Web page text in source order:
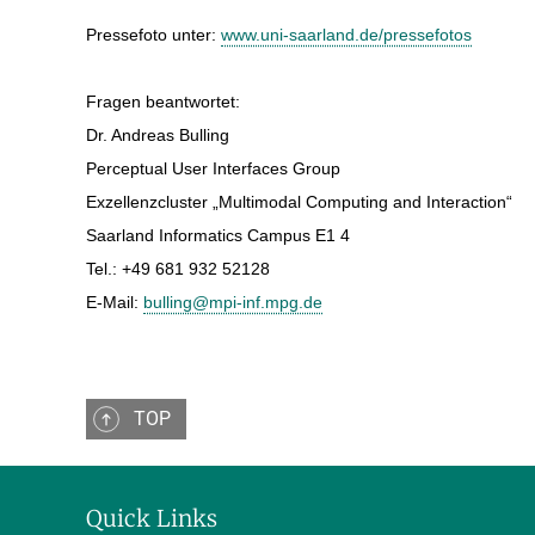
Pressefoto unter: www.uni-saarland.de/pressefotos
Fragen beantwortet:
Dr. Andreas Bulling
Perceptual User Interfaces Group
Exzellenzcluster „Multimodal Computing and Interaction“
Saarland Informatics Campus E1 4
Tel.: +49 681 932 52128
E-Mail: bulling@mpi-inf.mpg.de
TOP
Quick Links